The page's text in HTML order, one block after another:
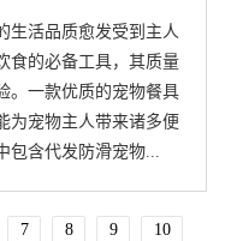
生活品质愈发受到主人
食的必备工具，其质量
。一款优质的宠物餐具
为宠物主人带来诸多便
包含代发防滑宠物...
7 8 9
10